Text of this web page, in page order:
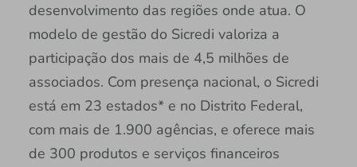
desenvolvimento das regiões onde atua. O
modelo de gestão do Sicredi valoriza a
participação dos mais de 4,5 milhões de
associados. Com presença nacional, o Sicredi
está em 23 estados* e no Distrito Federal,
com mais de 1.900 agências, e oferece mais
de 300 produtos e serviços financeiros